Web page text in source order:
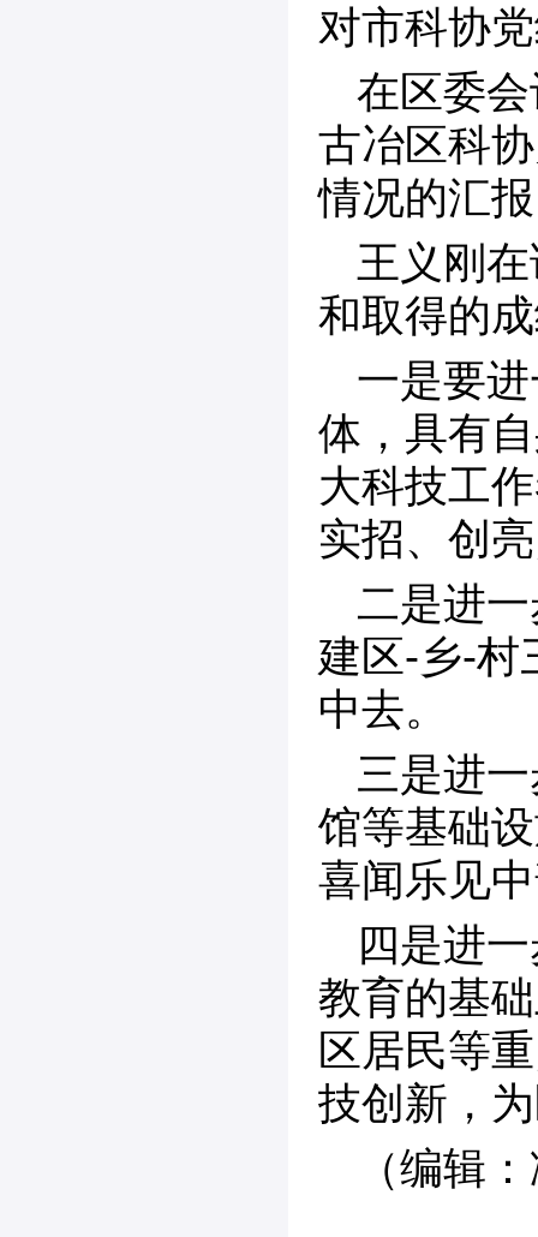
对市科协
在区委
古冶区科
情况的汇
王义刚
和取得的
一是要
体，具有
大科技工
实招、创
二是进
建区-乡-村
中去。
三是进
馆等基础
喜闻乐见
四是进
教育的基
区居民等
技创新，
（编辑